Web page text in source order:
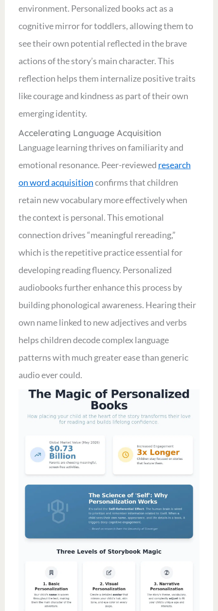
environment. Personalized books act as a
cognitive mirror for toddlers, allowing them to
see their own potential reflected in the brave
actions of the story’s main character. This
reflection helps them internalize positive traits
like courage and kindness as part of their own
emerging identity.
Accelerating Language Acquisition
Language learning thrives on familiarity and
emotional resonance. Peer-reviewed research
on word acquisitionconfirms that children
retain new vocabulary more effectively when
the context is personal. This emotional
connection drives “meaningful rereading,”
which is the repetitive practice essential for
developing reading fluency. Personalized
audiobooks further enhance this process by
building phonological awareness. Hearing their
own name linked to new adjectives and verbs
helps children decode complex language
patterns with much greater ease than generic
audio ever could.